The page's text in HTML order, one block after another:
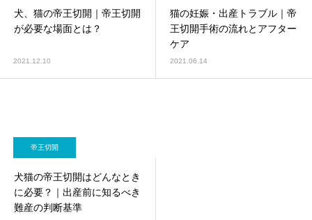
画像診断科 軟部外科
犬、猫の帝王切開｜帝王切開
が必要な場面とは？
2021.12.10
猫の妊娠・出産トラブル｜帝
王切開手術の流れとアフター
ケア
2021.06.14
帝王切開
犬猫の帝王切開はどんなとき
に必要？｜出産前に知るべき
難産の判断基準